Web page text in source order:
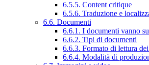
6.5.5. Content critique
6.5.6. Traduzione e
6.6. Documenti
6.6.1. I documenti vanno
6.6.2. Tipi di documenti
6.6.3. Formato di lettura
6.6.4. Modalità di